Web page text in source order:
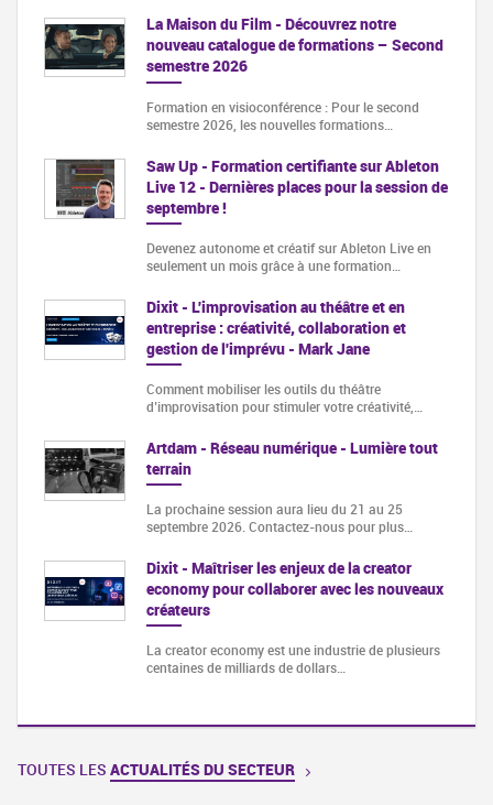
La Maison du Film - Découvrez notre
nouveau catalogue de formations – Second
semestre 2026
Formation en visioconférence : Pour le second
semestre 2026, les nouvelles formations…
Saw Up - Formation certifiante sur Ableton
Live 12 - Dernières places pour la session de
septembre !
Devenez autonome et créatif sur Ableton Live en
seulement un mois grâce à une formation…
Dixit - L'improvisation au théâtre et en
entreprise : créativité, collaboration et
gestion de l'imprévu - Mark Jane
Comment mobiliser les outils du théâtre
d’improvisation pour stimuler votre créativité,…
Artdam - Réseau numérique - Lumière tout
terrain
La prochaine session aura lieu du 21 au 25
septembre 2026. Contactez-nous pour plus…
Dixit - Maîtriser les enjeux de la creator
economy pour collaborer avec les nouveaux
créateurs
La creator economy est une industrie de plusieurs
centaines de milliards de dollars…
TOUTES LES ACTUALITÉS DU SECTEUR